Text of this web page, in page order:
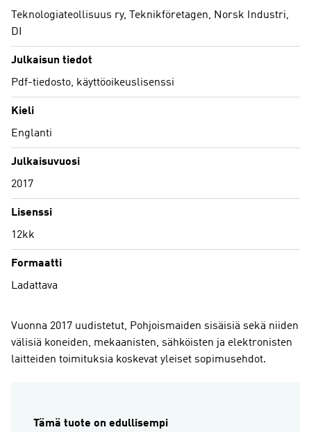
Teknologiateollisuus ry, Teknikföretagen, Norsk Industri,
DI
Julkaisun tiedot
Pdf-tiedosto, käyttöoikeuslisenssi
Kieli
Englanti
Julkaisuvuosi
2017
Lisenssi
12kk
Formaatti
Ladattava
Vuonna 2017 uudistetut, Pohjoismaiden sisäisiä sekä niiden
välisiä koneiden, mekaanisten, sähköisten ja elektronisten
laitteiden toimituksia koskevat yleiset sopimusehdot.
Tämä tuote on edullisempi